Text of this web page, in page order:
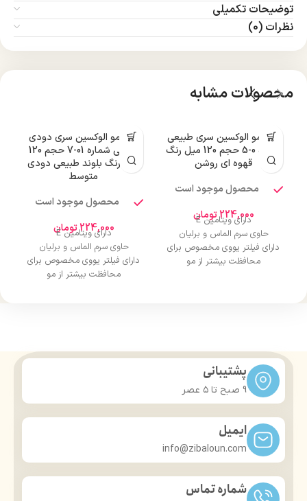
توضیحات تکمیلی
نظرات (0)
محصولات مشابه
رنگ مو الوکسین سری طبیعی
شماره 0-5 حجم 120 میل رنگ
قهوه ای روشن
محصول موجود است
224,000تومان
دارای ویتامین E
حاوی سرم الماس و برلیان
دارای فیلتر یووی مخصوص برای
محافظت بیشتر از مو
رنگ مو الوکسین سری دودی
طبیعی شماره 01-7 حجم 120
میل رنگ بلوند طبیعی دودی
متوسط
محصول موجود است
224,000تومان
دارای ویتامین E
حاوی سرم الماس و برلیان
دارای فیلتر یووی مخصوص برای
محافظت بیشتر از مو
پشتیبانی
9 صبح تا ۵ عصر
ایمیل
info@zibaloun.com
شماره تماس